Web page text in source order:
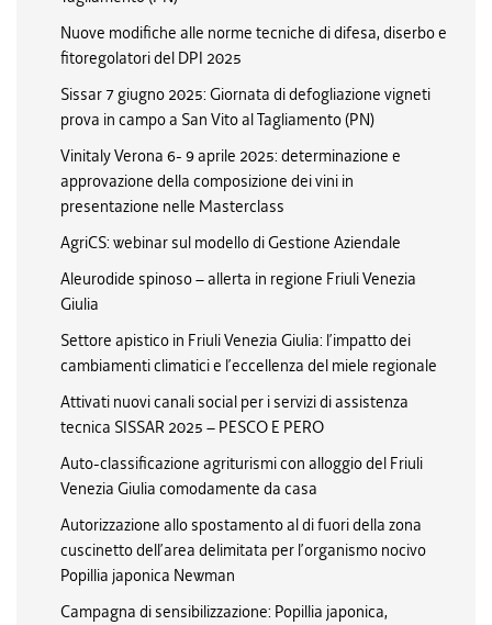
Nuove modifiche alle norme tecniche di difesa, diserbo e
fitoregolatori del DPI 2025
Sissar 7 giugno 2025: Giornata di defogliazione vigneti
prova in campo a San Vito al Tagliamento (PN)
Vinitaly Verona 6- 9 aprile 2025: determinazione e
approvazione della composizione dei vini in
presentazione nelle Masterclass
AgriCS: webinar sul modello di Gestione Aziendale
Aleurodide spinoso – allerta in regione Friuli Venezia
Giulia
Settore apistico in Friuli Venezia Giulia: l’impatto dei
cambiamenti climatici e l’eccellenza del miele regionale
Attivati nuovi canali social per i servizi di assistenza
tecnica SISSAR 2025 – PESCO E PERO
Auto-classificazione agriturismi con alloggio del Friuli
Venezia Giulia comodamente da casa
Autorizzazione allo spostamento al di fuori della zona
cuscinetto dell’area delimitata per l’organismo nocivo
Popillia japonica Newman
Campagna di sensibilizzazione: Popillia japonica,